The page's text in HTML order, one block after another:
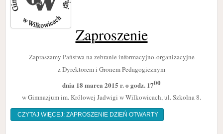
Zaproszenie
Zapraszamy Państwa na zebranie informacyjno-organizacyjne
z Dyrektorem i Gronem Pedagogicznym
dnia 18 marca 2015 r. o godz. 1700
w Gimnazjum im. Królowej Jadwigi w Wilkowicach, ul. Szkolna 8.
CZYTAJ WIĘCEJ: ZAPROSZENIE DZIEŃ OTWARTY